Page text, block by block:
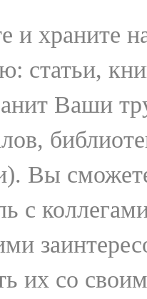
и храните
статьи,
Ваши
Вы
с
их со